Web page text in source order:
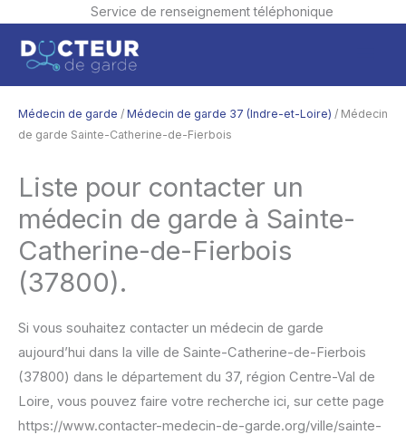
Service de renseignement téléphonique
contenu
Médecin de garde / Médecin de garde 37 (Indre-et-Loire) / Médecin
de garde Sainte-Catherine-de-Fierbois
Liste pour contacter un
médecin de garde à Sainte-
Catherine-de-Fierbois
(37800).
Si vous souhaitez contacter un médecin de garde
aujourd’hui dans la ville de Sainte-Catherine-de-Fierbois
(37800) dans le département du 37, région Centre-Val de
Loire, vous pouvez faire votre recherche ici, sur cette page
https://www.contacter-medecin-de-garde.org/ville/sainte-